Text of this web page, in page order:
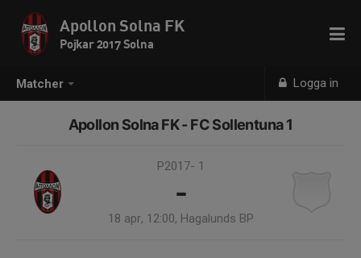
Matcher Logga in
Apollon Solna FK
Pojkar 2017 Solna
Apollon Solna FK - FC Sollentuna 1
P2017- 1
-
18 apr, 12:00, Hagalunds BP